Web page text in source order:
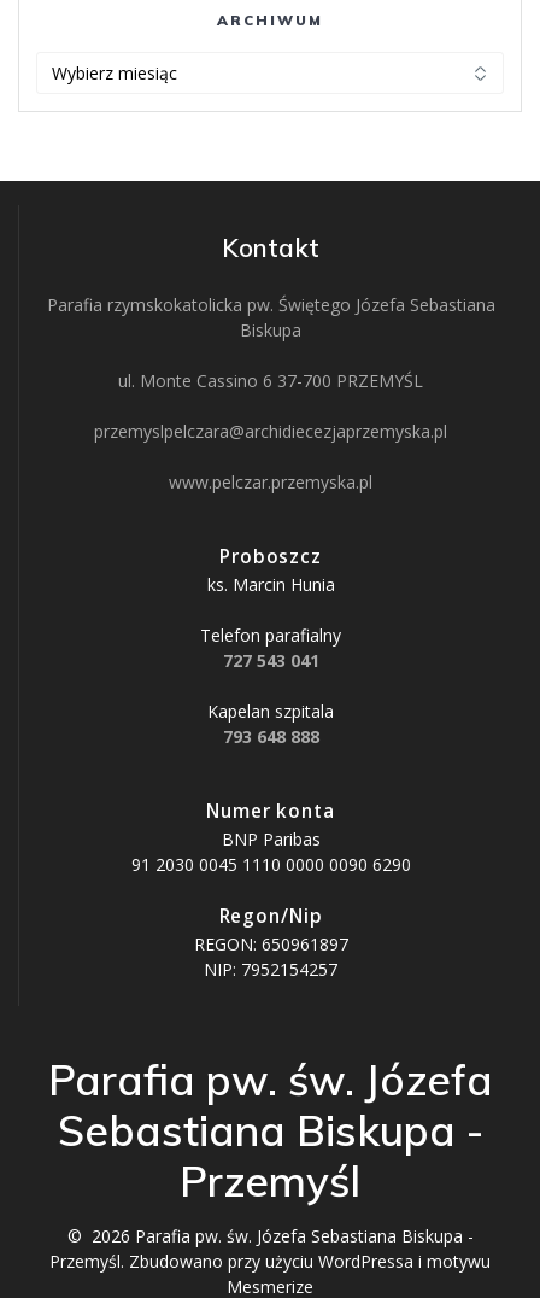
ARCHIWUM
Kontakt
Parafia rzymskokatolicka pw. Świętego Józefa Sebastiana
Biskupa
ul. Monte Cassino 6 37-700 PRZEMYŚL
przemyslpelczara@archidiecezjaprzemyska.pl
www.pelczar.przemyska.pl
Proboszcz
ks. Marcin Hunia
Telefon parafialny
727 543 041
Kapelan szpitala
793 648 888
Numer konta
BNP Paribas
91 2030 0045 1110 0000 0090 6290
Regon/Nip
REGON: 650961897
NIP: 7952154257
Parafia pw. św. Józefa
Sebastiana Biskupa -
Przemyśl
© 2026 Parafia pw. św. Józefa Sebastiana Biskupa -
Przemyśl. Zbudowano przy użyciu WordPressa i motywu
Mesmerize